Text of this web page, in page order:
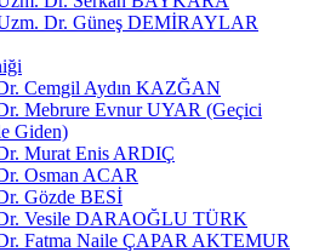
Dr. Güneş DEMİRAYLAR
Cemgil Aydın KAZĞAN
Mebrure Evnur UYAR (Geçici
Giden)
Murat Enis ARDIÇ
Osman ACAR
Gözde BESİ
Vesile DARAOĞLU TÜRK
Fatma Naile ÇAPAR AKTEMUR